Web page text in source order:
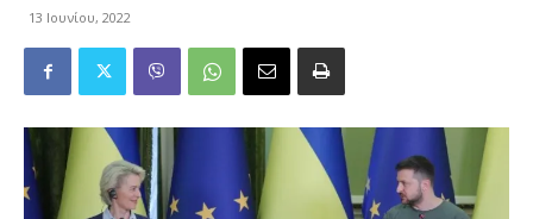
13 Ιουνίου, 2022